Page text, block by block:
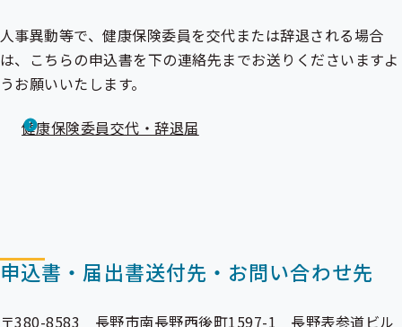
人事異動等で、健康保険委員を交代または辞退される場合
は、こちらの申込書を下の連絡先までお送りくださいますよ
うお願いいたします。
健康保険委員交代・辞退届
申込書・届出書送付先・お問い合わせ先
〒380-8583 長野市南長野西後町1597-1 長野表参道ビル